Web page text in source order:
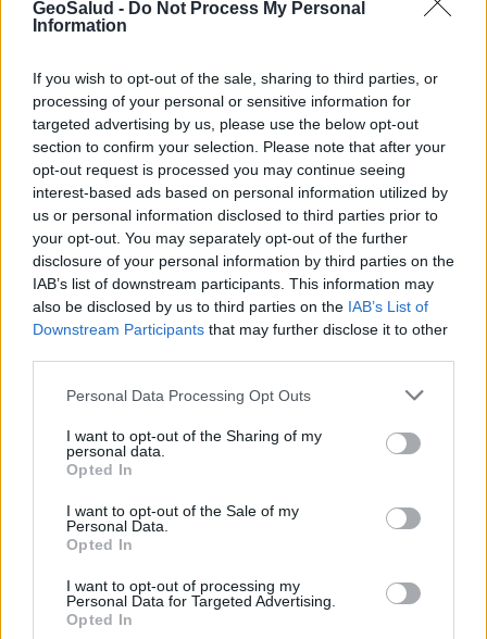
GeoSalud - Do Not Process My Personal
Information
If you wish to opt-out of the sale, sharing to third parties, or
processing of your personal or sensitive information for
targeted advertising by us, please use the below opt-out
section to confirm your selection. Please note that after your
opt-out request is processed you may continue seeing
interest-based ads based on personal information utilized by
us or personal information disclosed to third parties prior to
your opt-out. You may separately opt-out of the further
disclosure of your personal information by third parties on the
IAB’s list of downstream participants. This information may
also be disclosed by us to third parties on the IAB’s List of
Downstream Participants that may further disclose it to other
Personal Data Processing Opt Outs
I want to opt-out of the Sharing of my
personal data.
Opted In
I want to opt-out of the Sale of my
Personal Data.
Opted In
I want to opt-out of processing my
Personal Data for Targeted Advertising.
Opted In
Síntomas de cáncer de mama